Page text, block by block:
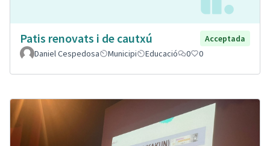
Patis renovats i de cautxú
Acceptada
Daniel Cespedosa
Municipi Educació 0 0